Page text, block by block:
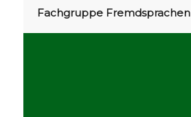
Fachgruppe Fremdsprachen